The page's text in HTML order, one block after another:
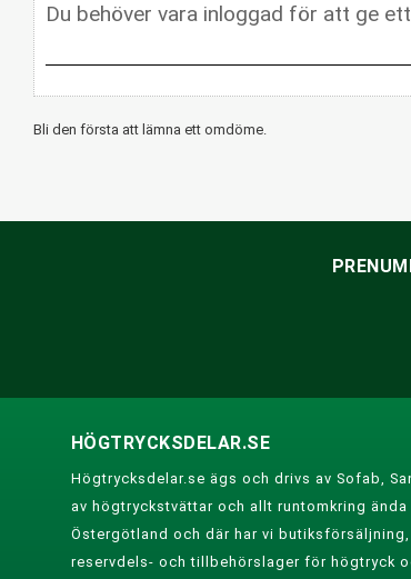
Bli den första att lämna ett omdöme.
HÖGTRYCKSDELAR.SE
Högtrycksdelar.se ägs och drivs av Sofab,
av högtryckstvättar och allt runtomkring ända
Östergötland och där har vi
reservdels- och tillbehörslager för högtryck